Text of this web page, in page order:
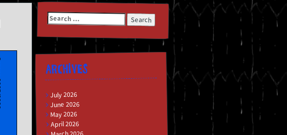
Search
for:
ARCHIVES
July 2026
June 2026
May 2026
April 2026